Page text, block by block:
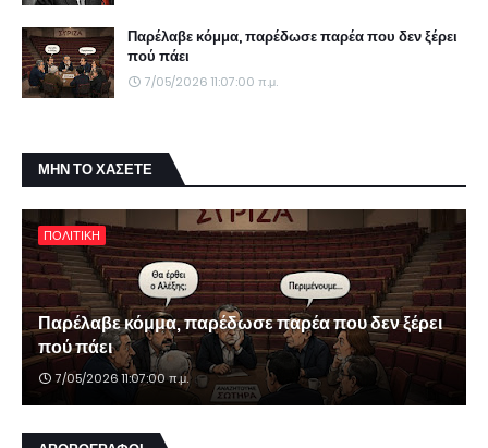
Παρέλαβε κόμμα, παρέδωσε παρέα που δεν ξέρει
πού πάει
7/05/2026 11:07:00 π.μ.
ΜΗΝ ΤΟ ΧΑΣΕΤΕ
ΠΟΛΙΤΙΚΗ
Παρέλαβε κόμμα, παρέδωσε παρέα που δεν ξέρει
πού πάει
7/05/2026 11:07:00 π.μ.